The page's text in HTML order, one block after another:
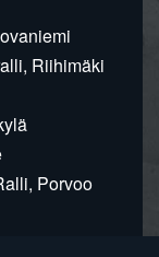
Riihimäki
Porvoo